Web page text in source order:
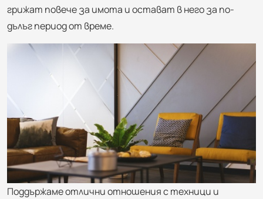
грижат повече за имота и остават в него за по-
дълъг период от време.
Поддържаме отлични отношения с техници и